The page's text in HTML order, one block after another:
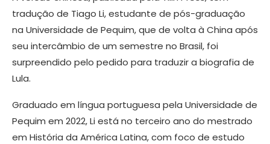
tradução de Tiago Li, estudante de pós-graduação
na Universidade de Pequim, que de volta à China após
seu intercâmbio de um semestre no Brasil, foi
surpreendido pelo pedido para traduzir a biografia de
Lula.
Graduado em língua portuguesa pela Universidade de
Pequim em 2022, Li está no terceiro ano do mestrado
em História da América Latina, com foco de estudo